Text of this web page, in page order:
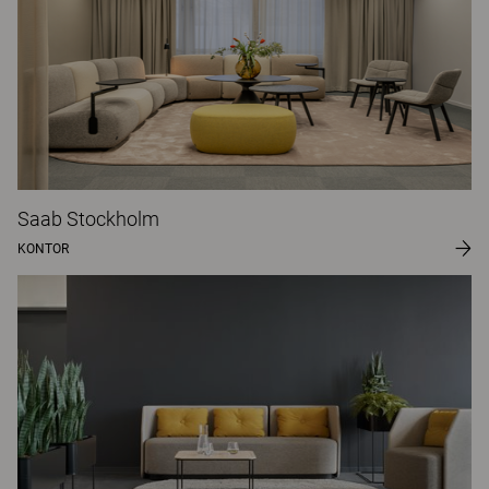
Saab Stockholm
KONTOR